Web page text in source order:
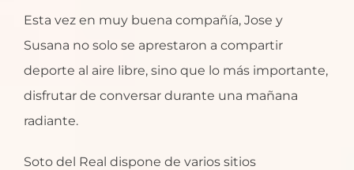
Esta vez en muy buena compañía, Jose y
Susana no solo se aprestaron a compartir
deporte al aire libre, sino que lo más importante,
disfrutar de conversar durante una mañana
radiante.
Soto del Real dispone de varios sitios